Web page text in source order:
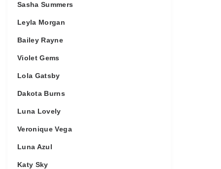
Sasha Summers
Leyla Morgan
Bailey Rayne
Violet Gems
Lola Gatsby
Dakota Burns
Luna Lovely
Veronique Vega
Luna Azul
Katy Sky